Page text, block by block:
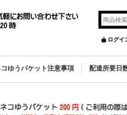
ログイ
ゆうパケット注意事項 配達所要日